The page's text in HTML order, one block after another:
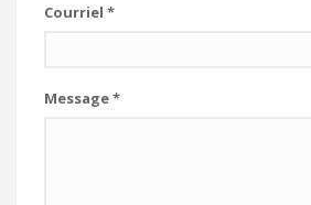
Courriel *
Message*